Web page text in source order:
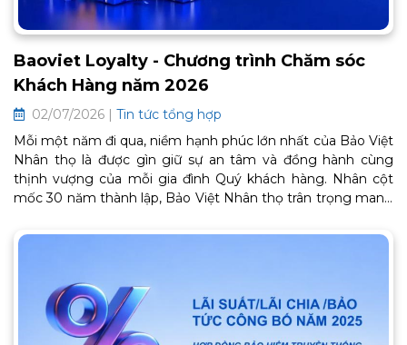
Baoviet Loyalty - Chương trình Chăm sóc
Khách Hàng năm 2026
02/07/2026 | Tin tức tổng hợp
Mỗi một năm đi qua, niềm hạnh phúc lớn nhất của Bảo Việt
Nhân thọ là được gìn giữ sự an tâm và đồng hành cùng
thịnh vượng của mỗi gia đình Quý khách hàng. Nhân cột
mốc 30 năm thành lập, Bảo Việt Nhân thọ trân trọng mang
Loyalty 2026. Đây là lời cảm ơn chân thành từ trái tim, tiếp